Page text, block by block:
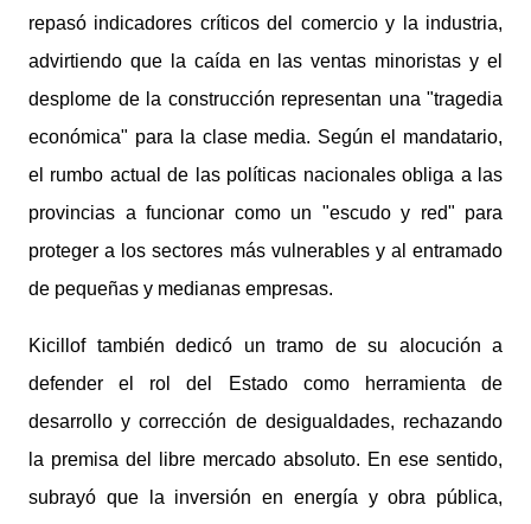
repasó indicadores críticos del comercio y la industria,
advirtiendo que la caída en las ventas minoristas y el
desplome de la construcción representan una "tragedia
económica" para la clase media. Según el mandatario,
el rumbo actual de las políticas nacionales obliga a las
provincias a funcionar como un "escudo y red" para
proteger a los sectores más vulnerables y al entramado
de pequeñas y medianas empresas.
Kicillof también dedicó un tramo de su alocución a
defender el rol del Estado como herramienta de
desarrollo y corrección de desigualdades, rechazando
la premisa del libre mercado absoluto. En ese sentido,
subrayó que la inversión en energía y obra pública,